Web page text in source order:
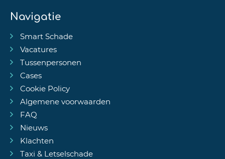
Navigatie
Smart Schade
Vacatures
Tussenpersonen
Cases
Cookie Policy
Algemene voorwaarden
FAQ
Nieuws
Klachten
Taxi & Letselschade